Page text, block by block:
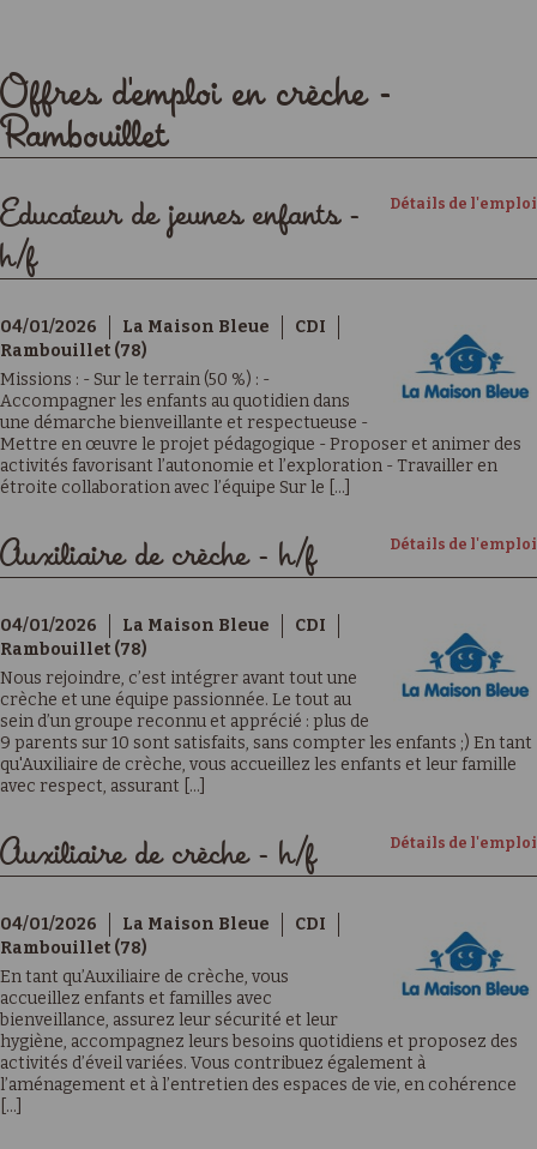
Offres d'emploi en crèche -
Rambouillet
Détails de l'emploi
Educateur de jeunes enfants -
h/f
04/01/2026 La Maison Bleue
CDI
Rambouillet (78)
Missions : - Sur le terrain (50 %) : -
Accompagner les enfants au quotidien dans
une démarche bienveillante et respectueuse -
Mettre en œuvre le projet pédagogique - Proposer et animer des
activités favorisant l’autonomie et l’exploration - Travailler en
étroite collaboration avec l’équipe Sur le [...]
Détails de l'emploi
Auxiliaire de crèche - h/f
04/01/2026 La Maison Bleue
CDI
Rambouillet (78)
Nous rejoindre, c’est intégrer avant tout une
crèche et une équipe passionnée. Le tout au
sein d’un groupe reconnu et apprécié : plus de
9 parents sur 10 sont satisfaits, sans compter les enfants ;) En tant
qu'Auxiliaire de crèche, vous accueillez les enfants et leur famille
avec respect, assurant [...]
Détails de l'emploi
Auxiliaire de crèche - h/f
04/01/2026 La Maison Bleue
CDI
Rambouillet (78)
En tant qu’Auxiliaire de crèche, vous
accueillez enfants et familles avec
bienveillance, assurez leur sécurité et leur
hygiène, accompagnez leurs besoins quotidiens et proposez des
activités d’éveil variées. Vous contribuez également à
l’aménagement et à l’entretien des espaces de vie, en cohérence
[...]